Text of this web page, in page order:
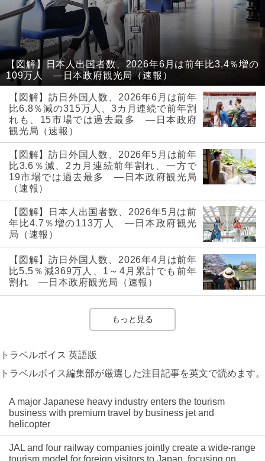
【図解】日本人出国者数、2026年6月は前年比3.4％増の
109万人 ―日本政府観光局（速報）
【図解】訪日外国人数、2026年6月は前年
比6.8％減の315万人、3カ月連続で前年割
れも、15市場では過去最多 ―日本政府
観光局（速報）
【図解】訪日外国人数、2026年5月は前年
比3.6％減、2カ月連続前年割れ、一方で
19市場では過去最多 ―日本政府観光局
（速報）
【図解】日本人出国者数、2026年5月は前
年比4.7％増の113万人 ―日本政府観光
局（速報）
【図解】訪日外国人数、2026年4月は前年
比5.5％減369万人、1～4月累計でも前年
割れ ―日本政府観光局（速報）
もっと見る
トラベルボイス 英語版
トラベルボイス編集部が厳選した注目記事を英文で読めます。
A major Japanese heavy industry enters the tourism
business with premium travel by business jet and
helicopter
JAL and four railway companies jointly create a wide-range